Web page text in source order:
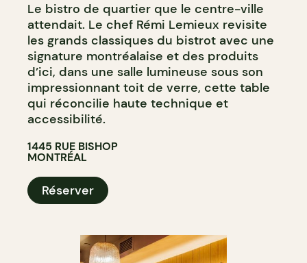
Le bistro de quartier que le centre-ville
attendait. Le chef Rémi Lemieux revisite
les grands classiques du bistrot avec une
signature montréalaise et des produits
d’ici, dans une salle lumineuse sous son
impressionnant toit de verre, cette table
qui réconcilie haute technique et
accessibilité.
1445 RUE BISHOP
MONTRÉAL
Réserver